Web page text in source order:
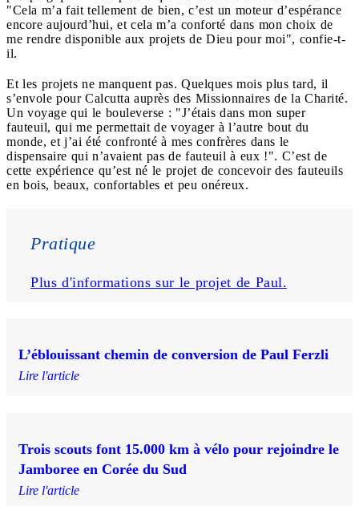
"Cela m’a fait tellement de bien, c’est un moteur d’espérance
encore aujourd’hui, et cela m’a conforté dans mon choix de
me rendre disponible aux projets de Dieu pour moi", confie-t-
il.
Et les projets ne manquent pas. Quelques mois plus tard, il
s’envole pour Calcutta auprès des Missionnaires de la Charité.
Un voyage qui le bouleverse : "J’étais dans mon super
fauteuil, qui me permettait de voyager à l’autre bout du
monde, et j’ai été confronté à mes confrères dans le
dispensaire qui n’avaient pas de fauteuil à eux !". C’est de
cette expérience qu’est né le projet de concevoir des fauteuils
en bois, beaux, confortables et peu onéreux.
Pratique
Plus d'informations sur le projet de Paul.
L’éblouissant chemin de conversion de Paul Ferzli
Lire l'article
Trois scouts font 15.000 km à vélo pour rejoindre le
Jamboree en Corée du Sud
Lire l'article